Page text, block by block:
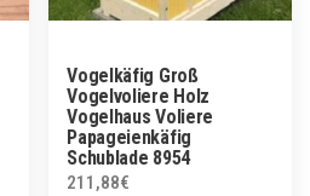
Vogelkäfig Groß
Vogelvoliere Holz
Vogelhaus Voliere
Papageienkäfig
Schublade 8954
211,88€